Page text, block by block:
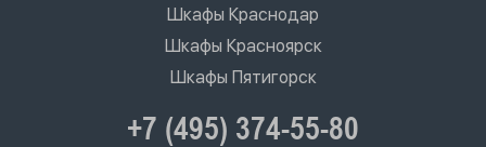
Шкафы Краснодар
Шкафы Красноярск
Шкафы Пятигорск
+7 (495) 374-55-80